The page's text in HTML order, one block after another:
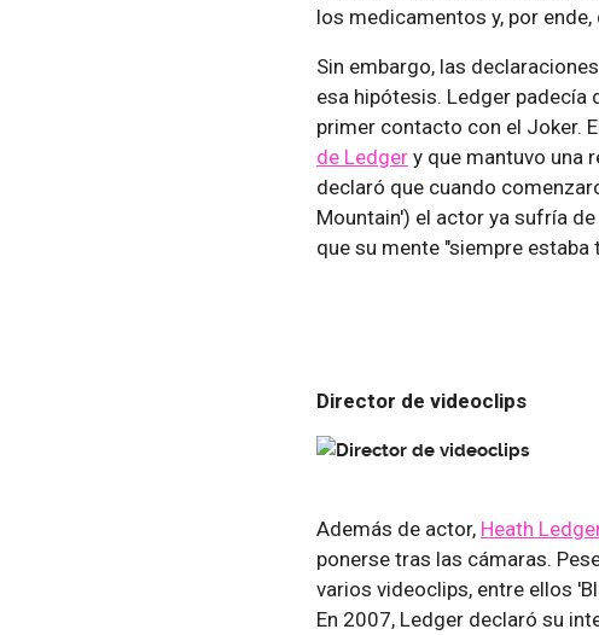
los medicamentos y, por ende,
Sin embargo, las
esa hipótesis. Ledger padecía
primer contacto con el Joker.
de Ledger y que mantuvo una
declaró que cuando
Mountain') el actor ya sufría
que su mente "siempre
Director de videoclips
Además de actor, Heath
ponerse tras las cámaras.
varios videoclips, entre ellos
En 2007, Ledger declaró su